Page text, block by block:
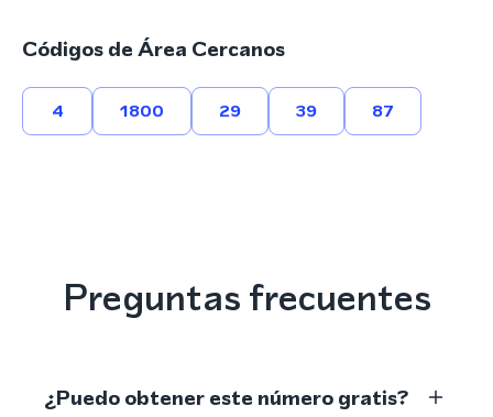
Códigos de Área Cercanos
4 1800 29 39 87
Preguntas frecuentes
¿Puedo obtener este número gratis?